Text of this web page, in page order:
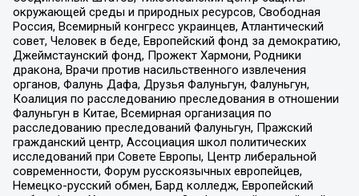
окружающей среды и природных ресурсов, Свободная
Россия, Всемирный конгресс украинцев, Атлантический
совет, Человек в беде, Европейский фонд за демократию,
Джеймстаунский фонд, Прожект Хармони, Родники
дракона, Врачи против насильственного извлечения
органов, Фалунь Дафа, Друзья Фалуньгун, Фалуньгун,
Коалиция по расследованию преследования в отношении
Фалуньгун в Китае, Всемирная организация по
расследованию преследований Фалуньгун, Пражский
гражданский центр, Ассоциация школ политических
исследований при Совете Европы, Центр либеральной
современности, Форум русскоязычных европейцев,
Немецко-русский обмен, Бард колледж, Европейский